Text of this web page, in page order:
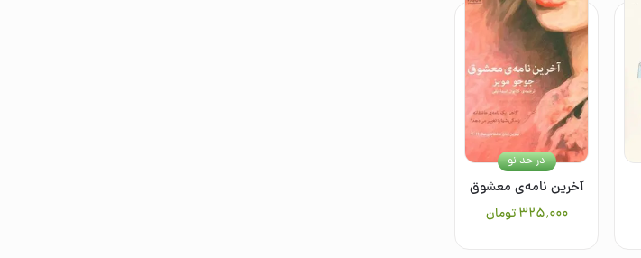
آخرین نامه‌ی معشوق
۳۲۵٬۰۰۰ تومان
در حد نو